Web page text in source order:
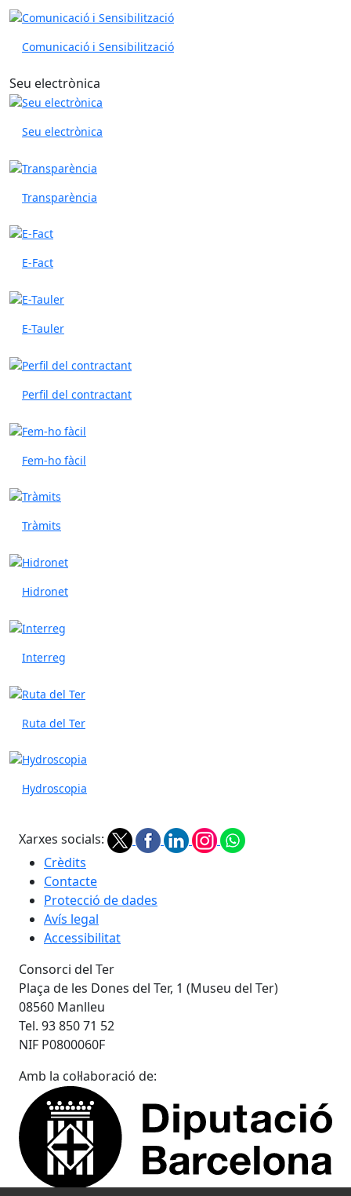
Comunicació i Sensibilització
Seu electrònica
Seu electrònica
Transparència
E-Fact
E-Tauler
Perfil del contractant
Fem-ho fàcil
Tràmits
Hidronet
Interreg
Ruta del Ter
Hydroscopia
Xarxes socials:
Crèdits
Contacte
Protecció de dades
Avís legal
Accessibilitat
Consorci del Ter
Plaça de les Dones del Ter, 1 (Museu del Ter)
08560 Manlleu
Tel. 93 850 71 52
NIF P0800060F
Amb la col·laboració de: